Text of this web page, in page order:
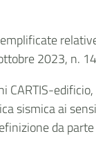
2023, n.
CARTIS-
sismica ai
da parte